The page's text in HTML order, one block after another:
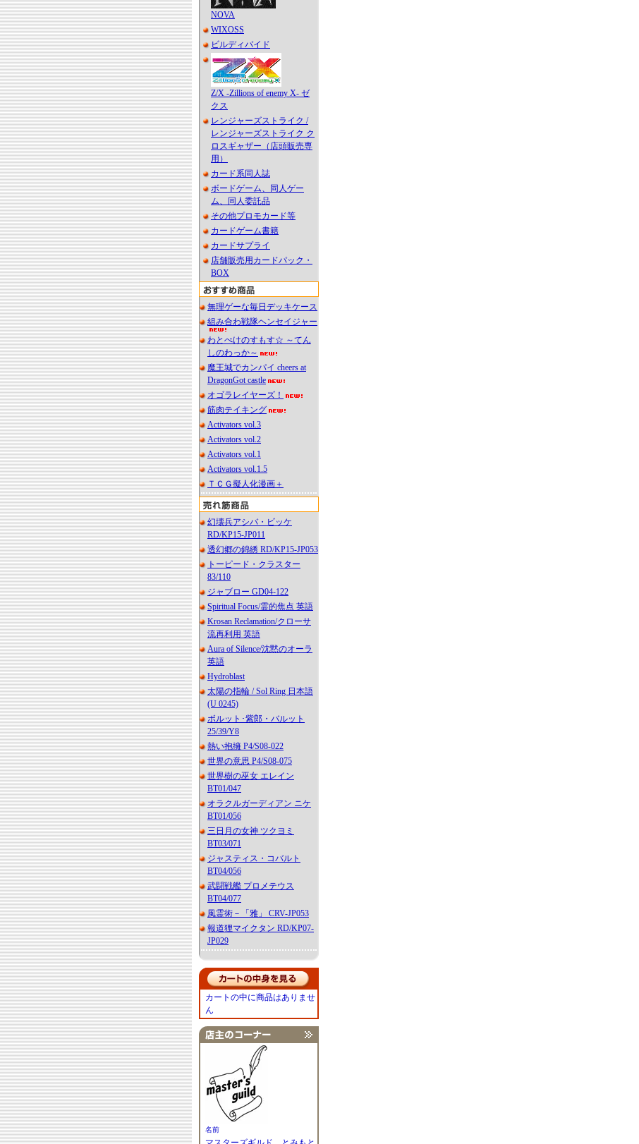
NOVA
WIXOSS
ビルディバイド
Z/X -Zillions of enemy X- ゼ
クス
レンジャーズストライク /
レンジャーズストライク ク
ロスギャザー（店頭販売専
用）
カード系同人誌
ボードゲーム、同人ゲー
ム、同人委託品
その他プロモカード等
カードゲーム書籍
カードサプライ
店舗販売用カードパック・
BOX
無理ゲーな毎日デッキケース
組み合わ戦隊ヘンセイジャー
わとぺけのすもす☆ ～てん
しのわっか～
魔王城でカンパイ cheers at
DragonGot castle
オゴラレイヤーズ！
筋肉テイキング
Activators vol.3
Activators vol.2
Activators vol.1
Activators vol.1.5
ＴＣＧ擬人化漫画＋
幻壊兵アシバ・ビッケ
RD/KP15-JP011
透幻郷の錦綉 RD/KP15-JP053
トーピード・クラスター
83/110
ジャブロー GD04-122
Spiritual Focus/霊的焦点 英語
Krosan Reclamation/クローサ
流再利用 英語
Aura of Silence/沈黙のオーラ
英語
Hydroblast
太陽の指輪 / Sol Ring 日本語
(U 0245)
ボルット･紫郎・バルット
25/39/Y8
熱い抱擁 P4/S08-022
世界の意思 P4/S08-075
世界樹の巫女 エレイン
BT01/047
オラクルガーディアン ニケ
BT01/056
三日月の女神 ツクヨミ
BT03/071
ジャスティス・コバルト
BT04/056
武闘戦艦 プロメテウス
BT04/077
風霊術－「雅」 CRV-JP053
報道狸マイクタン RD/KP07-
JP029
カートの中に商品はありませ
ん
名前